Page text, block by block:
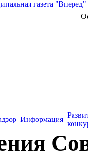
газета "Вперед"
Информация